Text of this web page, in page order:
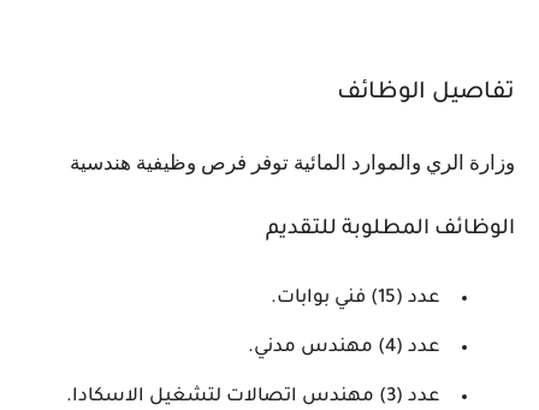
تفاصيل الوظائف
وزارة الري والموارد المائية توفر فرص وظيفية هندسية
الوظائف المطلوبة للتقديم
عدد (15) فني بوابات.
عدد (4) مهندس مدني.
عدد (3) مهندس اتصالات لتشغيل الاسكادا.